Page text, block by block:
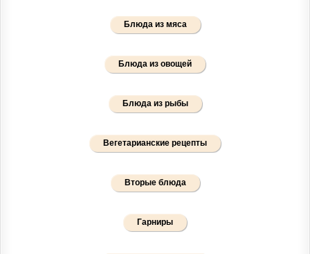
Блюда из мяса
Блюда из овощей
Блюда из рыбы
Вегетарианские рецепты
Вторые блюда
Гарниры